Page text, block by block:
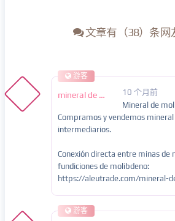
文章有（38）条网
游客
mineral de molibdeno
10 个月前
Mineral de
Compramos y vendemos
intermediarios.
Conexión directa entre minas de
fundiciones de molibdeno:
https://aleutrade.com/mineral-
游客